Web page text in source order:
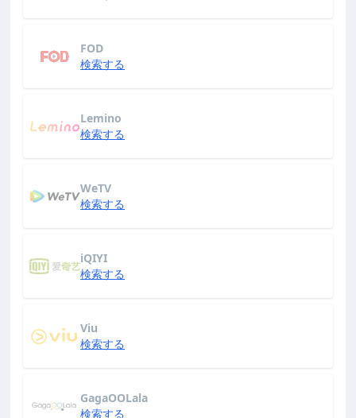
FOD
検索する
Lemino
検索する
WeTV
検索する
iQIYI
検索する
Viu
検索する
GagaOOLala
検索する